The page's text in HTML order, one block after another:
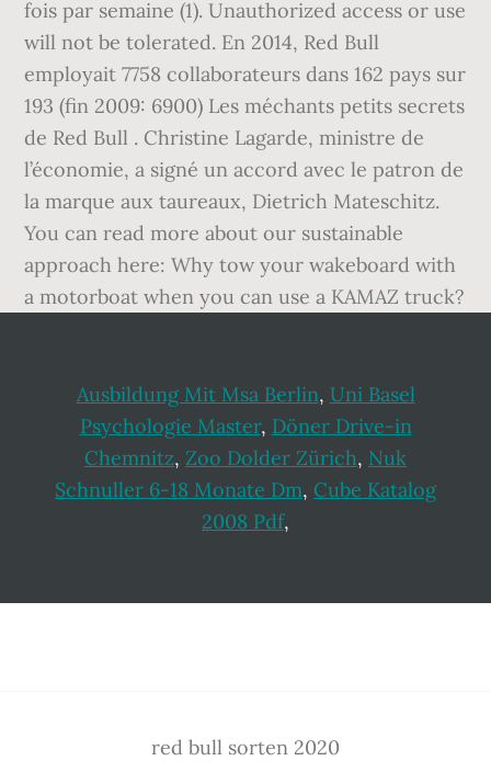
Ausbildung Mit Msa Berlin, Uni Basel
Psychologie Master, Döner Drive-in
Chemnitz, Zoo Dolder Zürich, Nuk
Schnuller 6-18 Monate Dm, Cube Katalog
2008 Pdf,
red bull sorten 2020